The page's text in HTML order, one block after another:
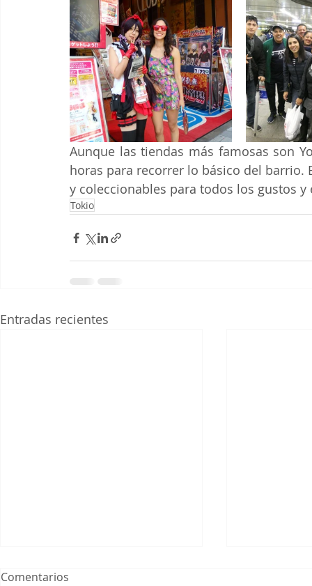
Aunque las tiendas más famosas son
horas para recorrer lo básico del
y coleccionables para todos los gustos y
Tokio
Entradas recientes
¿Cómo será la reapertura
Comentarios